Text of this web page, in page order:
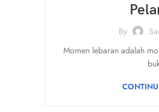
By
Momen lebaran adalah